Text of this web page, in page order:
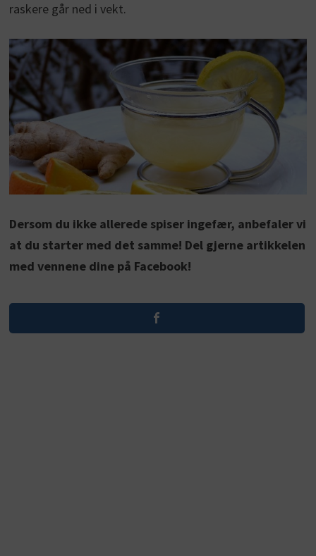
raskere går ned i vekt.
Dersom du ikke allerede spiser ingefær, anbefaler vi
at du starter med det samme! Del gjerne artikkelen
med vennene dine på Facebook!